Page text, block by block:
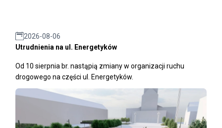
2026-08-06
Utrudnienia na ul. Energetyków
Od 10 sierpnia br. nastąpią zmiany w organizacji ruchu
drogowego na części ul. Energetyków.